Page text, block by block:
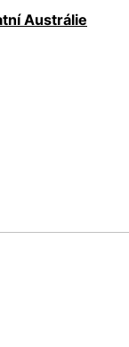
Austrálie